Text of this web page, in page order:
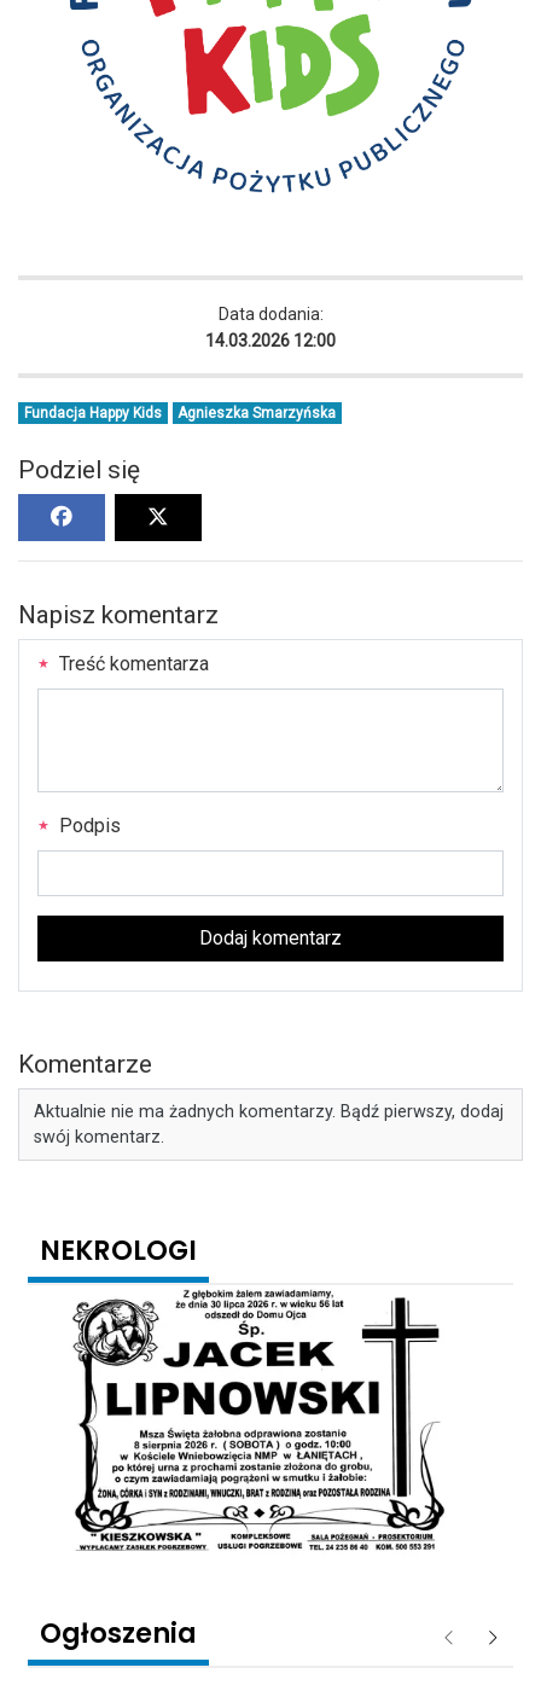
Data dodania:
14.03.2026 12:00
Fundacja Happy Kids Agnieszka Smarzyńska
Podziel się
Napisz komentarz
Treść komentarza
Podpis
Dodaj komentarz
Komentarze
Aktualnie nie ma żadnych komentarzy. Bądź pierwszy, dodaj
swój komentarz.
NEKROLOGI
Ogłoszenia Poprzednie